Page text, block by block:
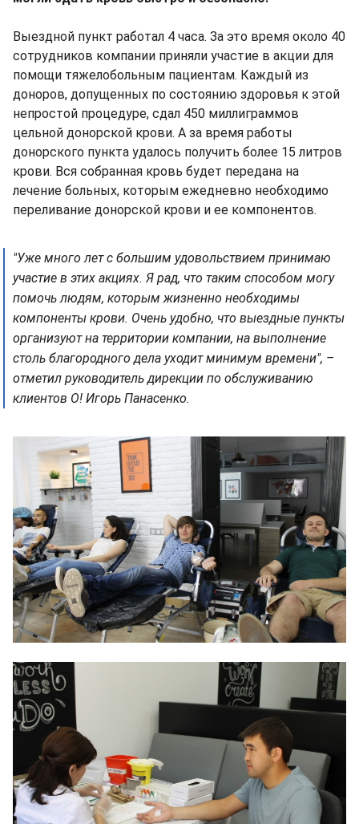
Выездной пункт работал 4 часа. За это время около 40
сотрудников компании приняли участие в акции для
помощи тяжелобольным пациентам. Каждый из
доноров, допущенных по состоянию здоровья к этой
непростой процедуре, сдал 450 миллиграммов
цельной донорской крови. А за время работы
донорского пункта удалось получить более 15 литров
крови. Вся собранная кровь будет передана на
лечение больных, которым ежедневно необходимо
переливание донорской крови и ее компонентов.
"Уже много лет с большим удовольствием принимаю
участие в этих акциях. Я рад, что таким способом могу
помочь людям, которым жизненно необходимы
компоненты крови. Очень удобно, что выездные пункты
организуют на территории компании, на выполнение
столь благородного дела уходит минимум времени", –
отметил руководитель дирекции по обслуживанию
клиентов О! Игорь Панасенко.